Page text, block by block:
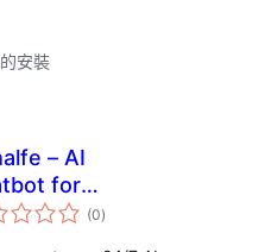
安裝
– AI
for
(0總
評)